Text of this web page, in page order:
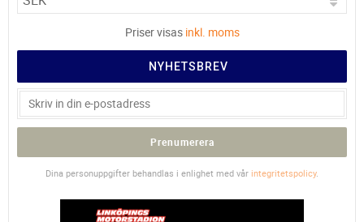
Priser visas inkl. moms
NYHETSBREV
Prenumerera
Dina personuppgifter behandlas i enlighet med vår integritetspolicy.